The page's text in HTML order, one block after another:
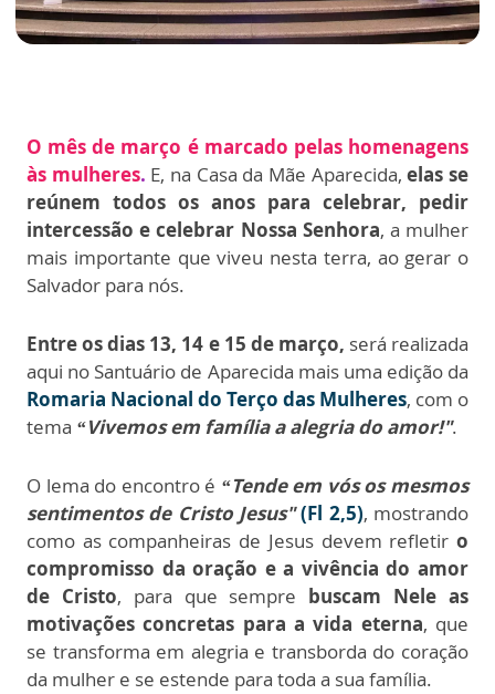
O mês de março é marcado pelas homenagens
às mulheres. E, na Casa da Mãe Aparecida,elas se
reúnem todos os anos para celebrar, pedir
intercessão e celebrar Nossa Senhora, a mulher
mais importante que viveu nesta terra, ao gerar o
Salvador para nós.
Entre os dias 13, 14 e 15 de março, será realizada
aqui no Santuário de Aparecida mais uma edição da
Romaria Nacional do Terço das Mulheres, com o
tema “Vivemos em família a alegria do amor!".
O lema do encontro é “Tende em vós os mesmos
sentimentos de Cristo Jesus" (Fl 2,5), mostrando
como as companheiras de Jesus devem refletir o
compromisso da oração e a vivência do amor
de Cristo, para que sempre buscam Nele as
motivações concretas para a vida eterna, que
se transforma em alegria e transborda do coração
da mulher e se estende para toda a sua família.